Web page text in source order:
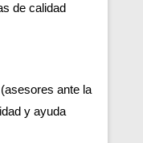
de calidad
(asesores ante la
y ayuda